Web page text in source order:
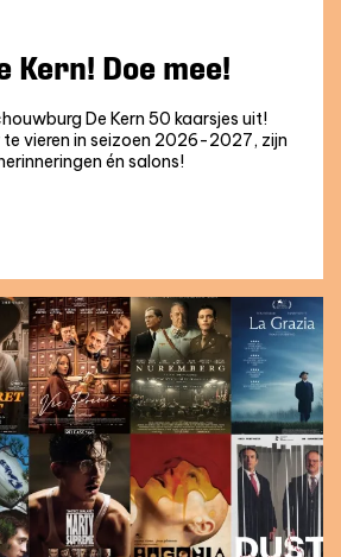
Kern! Doe mee!
De Kern 50 kaarsjes uit!
vieren in seizoen 2026-2027, zijn
én salons!